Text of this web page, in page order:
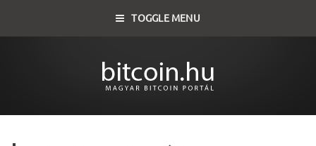
TOGGLE MENU